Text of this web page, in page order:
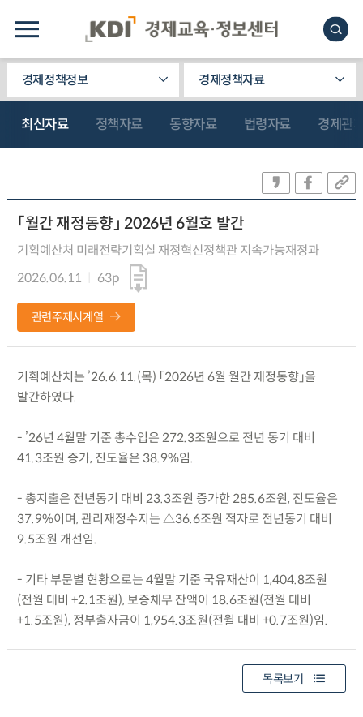
경제정책정보 경제정책자료
최신자료 정책자료 동향자료 법령자료 경제관
「월간 재정동향」 2026년 6월호 발간
기획예산처 미래전략기획실 재정혁신정책관 지속가능재정과
2026.06.11
63p
관련주제시계열
기획예산처는 ’26.6.11.(목) 「2026년 6월 월간 재정동향」을
발간하였다.
- ’26년 4월말 기준 총수입은 272.3조원으로 전년 동기 대비
41.3조원 증가, 진도율은 38.9%임.
- 총지출은 전년동기 대비 23.3조원 증가한 285.6조원, 진도율은
37.9%이며, 관리재정수지는 △36.6조원 적자로 전년동기 대비
9.5조원 개선임.
- 기타 부문별 현황으로는 4월말 기준 국유재산이 1,404.8조원
(전월 대비 +2.1조원), 보증채무 잔액이 18.6조원(전월 대비
+1.5조원), 정부출자금이 1,954.3조원(전월 대비 +0.7조원)임.
목록보기